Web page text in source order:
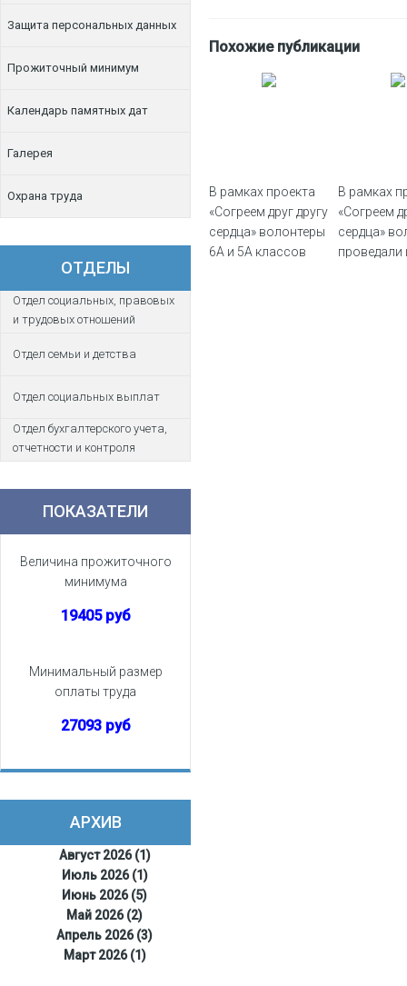
об имуществе и обязательствах
имущественного характера
Защита персональных данных
Прожиточный минимум
Календарь памятных дат
Галерея
Охрана труда
ОТДЕЛЫ
Отдел социальных, правовых
и трудовых отношений
Отдел семьи и детства
Отдел социальных выплат
Отдел бухгалтерского учета,
отчетности и контроля
ПОКАЗАТЕЛИ
Величина прожиточного
минимума
19405 руб
Минимальный размер
оплаты труда
27093 руб
АРХИВ
Август 2026 (1)
Июль 2026 (1)
Июнь 2026 (5)
Май 2026 (2)
Апрель 2026 (3)
Март 2026 (1)
Похожие публикации
В рамках проекта
«Согреем друг другу
сердца» волонтеры
6А и 5А классов
В рамках
«Согреем
сердца»
проведали